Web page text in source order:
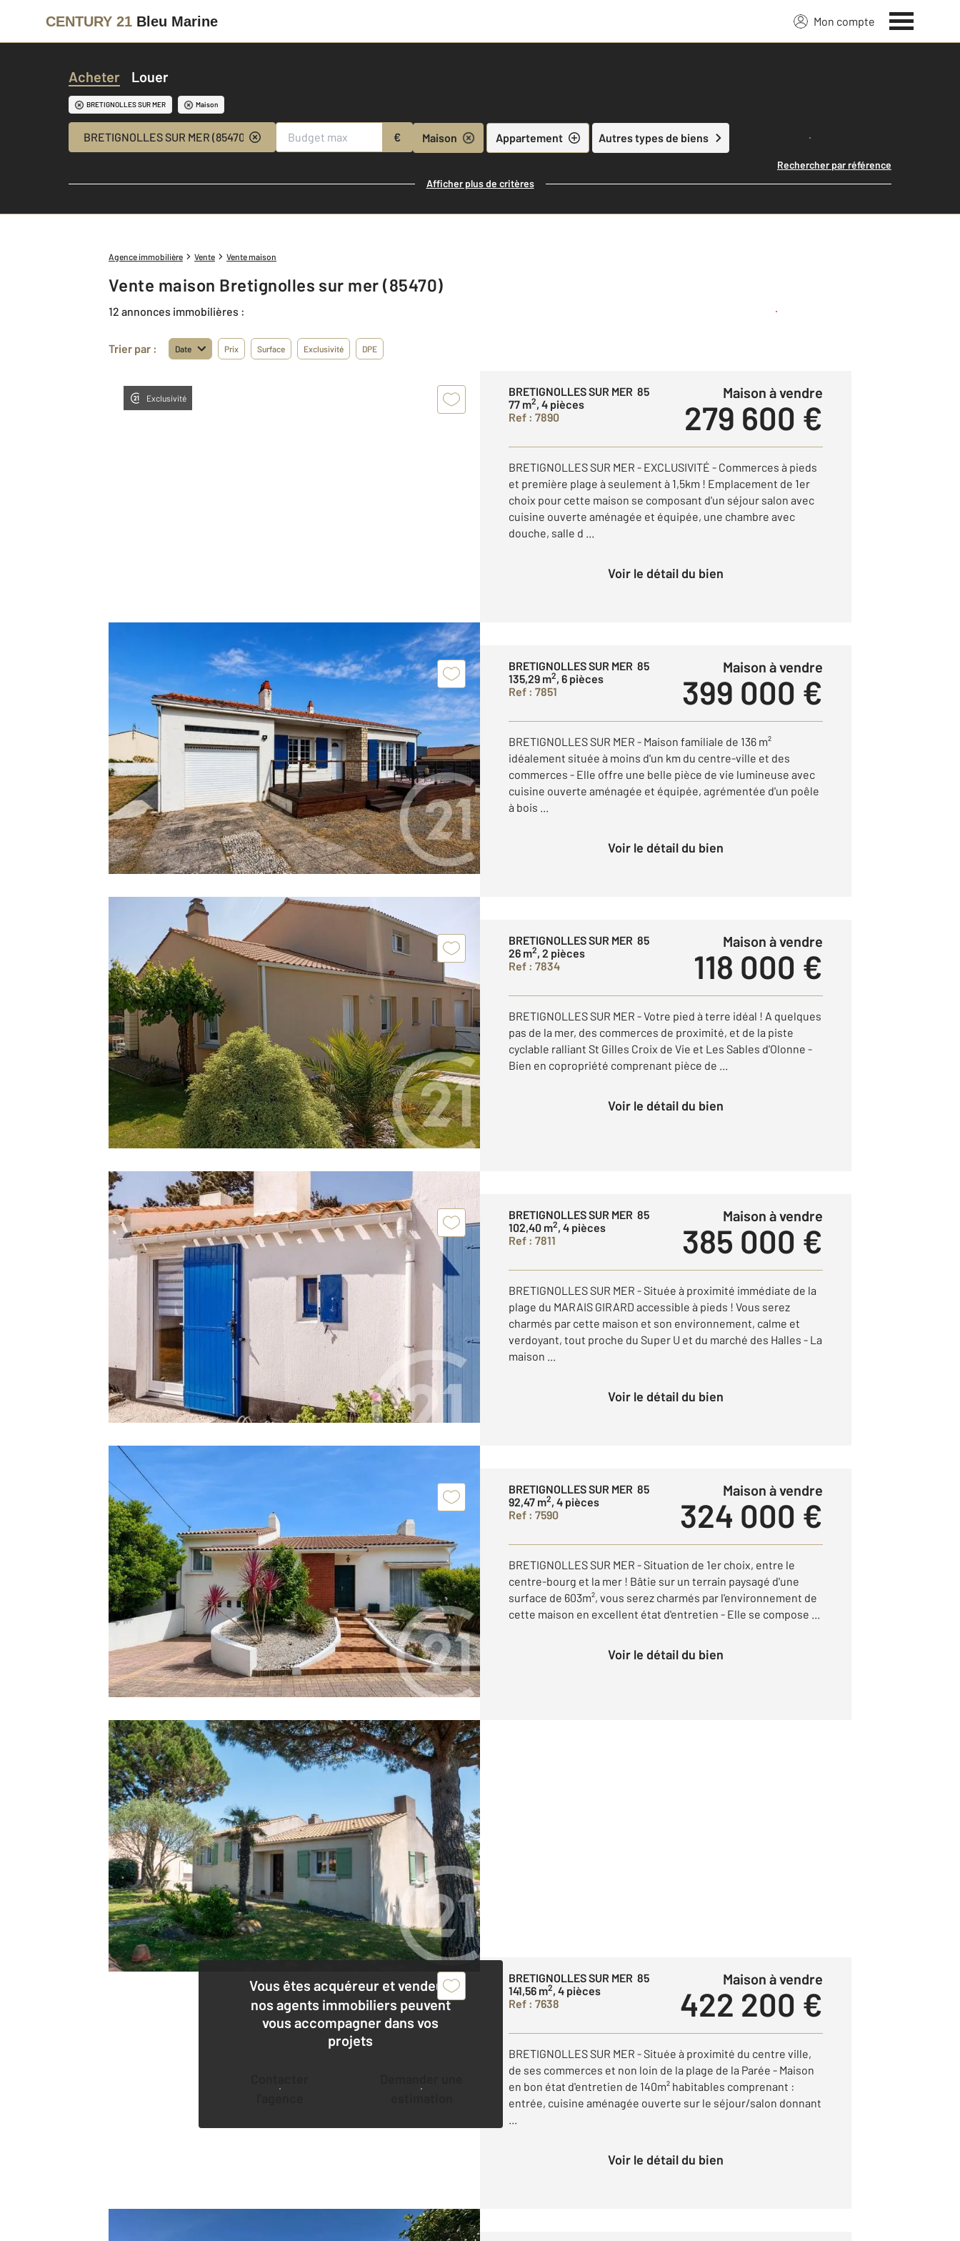
CENTURY 21 Bleu Marine Mon compte
Acheter Louer
BRETIGNOLLES SUR MER Maison
BRETIGNOLLES SUR MER (85470) € Maison Appartement Autres types de biens Lancer ma recherche
Rechercher par référence
Afficher plus de critères
Agence immobilière Vente Vente maison
Vente maison Bretignolles sur mer (85470)
12 annonces immobilières : Créer une alerte
Trier par : Date Prix Surface Exclusivité DPE
Exclusivité
BRETIGNOLLES SUR MER 85
77 m2, 4 pièces
Ref : 7890
Maison à vendre
279 600 €
BRETIGNOLLES SUR MER - EXCLUSIVITÉ - Commerces à pieds
et première plage à seulement à 1,5km ! Emplacement de 1er
choix pour cette maison se composant d'un séjour salon avec
cuisine ouverte aménagée et équipée, une chambre avec
douche, salle d ...
Voir le détail du bien
BRETIGNOLLES SUR MER 85
135,29 m2, 6 pièces
Ref : 7851
Maison à vendre
399 000 €
BRETIGNOLLES SUR MER - Maison familiale de 136 m²
idéalement située à moins d'un km du centre-ville et des
commerces - Elle offre une belle pièce de vie lumineuse avec
cuisine ouverte aménagée et équipée, agrémentée d'un poêle
à bois ...
Voir le détail du bien
BRETIGNOLLES SUR MER 85
26 m2, 2 pièces
Ref : 7834
Maison à vendre
118 000 €
BRETIGNOLLES SUR MER - Votre pied à terre idéal ! A quelques
pas de la mer, des commerces de proximité, et de la piste
cyclable ralliant St Gilles Croix de Vie et Les Sables d'Olonne -
Bien en copropriété comprenant pièce de ...
Voir le détail du bien
BRETIGNOLLES SUR MER 85
102,40 m2, 4 pièces
Ref : 7811
Maison à vendre
385 000 €
BRETIGNOLLES SUR MER - Située à proximité immédiate de la
plage du MARAIS GIRARD accessible à pieds ! Vous serez
charmés par cette maison et son environnement, calme et
verdoyant, tout proche du Super U et du marché des Halles - La
maison ...
Voir le détail du bien
BRETIGNOLLES SUR MER 85
92,47 m2, 4 pièces
Ref : 7590
Maison à vendre
324 000 €
BRETIGNOLLES SUR MER - Situation de 1er choix, entre le
centre-bourg et la mer ! Bâtie sur un terrain paysagé d'une
surface de 603m², vous serez charmés par l'environnement de
cette maison en excellent état d'entretien - Elle se compose ...
Voir le détail du bien
Vous êtes acquéreur et vendeur,
nos agents immobiliers peuvent
vous accompagner dans vos
projets
BRETIGNOLLES SUR MER 85
141,56 m2, 4 pièces
Ref : 7638
Maison à vendre
422 200 €
BRETIGNOLLES SUR MER - Située à proximité du centre ville,
de ses commerces et non loin de la plage de la Parée - Maison
en bon état d'entretien de 140m² habitables comprenant :
entrée, cuisine aménagée ouverte sur le séjour/salon donnant
...
Voir le détail du bien